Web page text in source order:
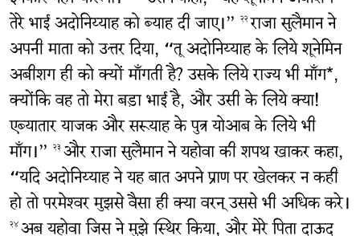
तेरे भाई अदोनिय्याह को ब्याह दी जाए।” २२राजा सुलैमान ने
अपनी माता को उत्तर दिया, “तू अदोनिय्याह के लिये शूनेमिन
अबीशग ही को क्यों माँगती है? उसके लिये राज्य भी माँग*,
क्योंकि वह तो मेरा बड़ा भाई है, और उसी के लिये क्या!
एब्यातार याजक और सरूयाह के पुत्र योआब के लिये भी
माँग।” २३और राजा सुलैमान ने यहोवा की शपथ खाकर कहा,
“यदि अदोनिय्याह ने यह बात अपने प्राण पर खेलकर न कही
हो तो परमेश्‍वर मुझसे वैसा ही क्या वरन् उससे भी अधिक करे।
२४